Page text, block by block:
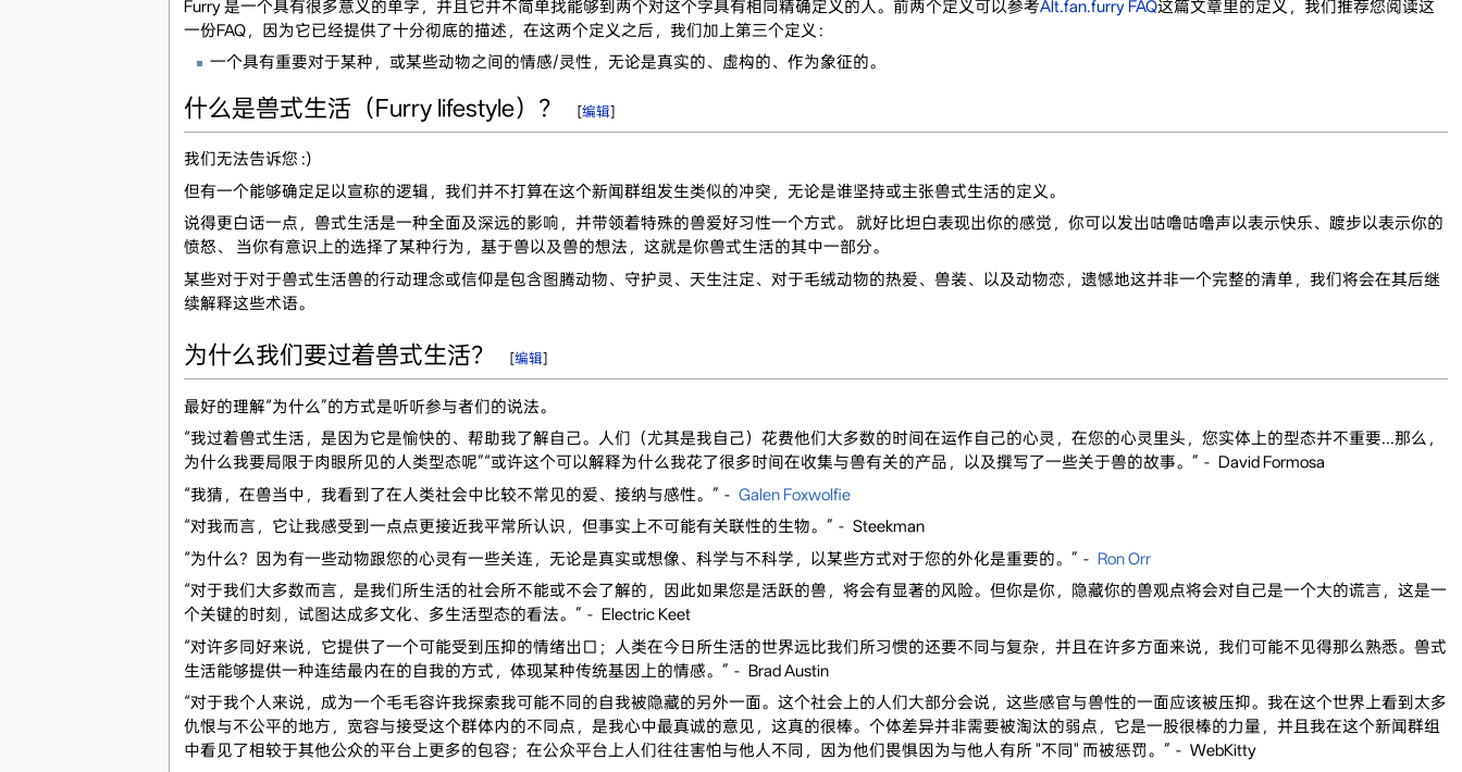
Furry 是一个具有很多意义的单字，并且它并不简单找能够到两个对这个字具有相同精确定义的人。前两个定义可以参考Alt.fan.furry FAQ这篇文章里的定义，我们推荐您阅读这
一份FAQ，因为它已经提供了十分彻底的描述，在这两个定义之后，我们加上第三个定义：
一个具有重要对于某种，或某些动物之间的情感/灵性，无论是真实的、虚构的、作为象征的。
什么是兽式生活（Furry lifestyle）？ [编辑]
我们无法告诉您 :)
但有一个能够确定足以宣称的逻辑，我们并不打算在这个新闻群组发生类似的冲突，无论是谁坚持或主张兽式生活的定义。
说得更白话一点，兽式生活是一种全面及深远的影响，并带领着特殊的兽爱好习性一个方式。 就好比坦白表现出你的感觉，你可以发出咕噜咕噜声以表示快乐、踱步以表示你的
愤怒、 当你有意识上的选择了某种行为，基于兽以及兽的想法，这就是你兽式生活的其中一部分。
某些对于对于兽式生活兽的行动理念或信仰是包含图腾动物、守护灵、天生注定、对于毛绒动物的热爱、兽装、以及动物恋，遗憾地这并非一个完整的清单，我们将会在其后继
续解释这些术语。
为什么我们要过着兽式生活？ [编辑]
最好的理解“为什么”的方式是听听参与者们的说法。
“我过着兽式生活，是因为它是愉快的、帮助我了解自己。人们（尤其是我自己）花费他们大多数的时间在运作自己的心灵，在您的心灵里头，您实体上的型态并不重要...那么，
为什么我要局限于肉眼所见的人类型态呢”“或许这个可以解释为什么我花了很多时间在收集与兽有关的产品，以及撰写了一些关于兽的故事。”－ David Formosa
“我猜，在兽当中，我看到了在人类社会中比较不常见的爱、接纳与感性。”－ Galen Foxwolfie
“对我而言，它让我感受到一点点更接近我平常所认识，但事实上不可能有关联性的生物。”－ Steekman
“为什么？因为有一些动物跟您的心灵有一些关连，无论是真实或想像、科学与不科学，以某些方式对于您的外化是重要的。”－ Ron Orr
“对于我们大多数而言，是我们所生活的社会所不能或不会了解的，因此如果您是活跃的兽，将会有显著的风险。但你是你，隐藏你的兽观点将会对自己是一个大的谎言，这是一
个关键的时刻，试图达成多文化、多生活型态的看法。”－ Electric Keet
“对许多同好来说，它提供了一个可能受到压抑的情绪出口；人类在今日所生活的世界远比我们所习惯的还要不同与复杂，并且在许多方面来说，我们可能不见得那么熟悉。兽式
生活能够提供一种连结最内在的自我的方式，体现某种传统基因上的情感。”－ Brad Austin
“对于我个人来说，成为一个毛毛容许我探索我可能不同的自我被隐藏的另外一面。这个社会上的人们大部分会说，这些感官与兽性的一面应该被压抑。我在这个世界上看到太多
仇恨与不公平的地方，宽容与接受这个群体内的不同点，是我心中最真诚的意见，这真的很棒。个体差异并非需要被淘汰的弱点，它是一股很棒的力量，并且我在这个新闻群组
中看见了相较于其他公众的平台上更多的包容；在公众平台上人们往往害怕与他人不同，因为他们畏惧因为与他人有所 "不同" 而被惩罚。”－ WebKitty